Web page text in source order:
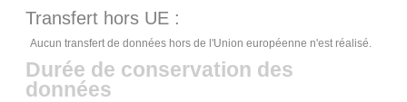
Transfert hors UE :
Aucun transfert de données hors de l'Union européenne n'est réalisé.
Durée de conservation des
données